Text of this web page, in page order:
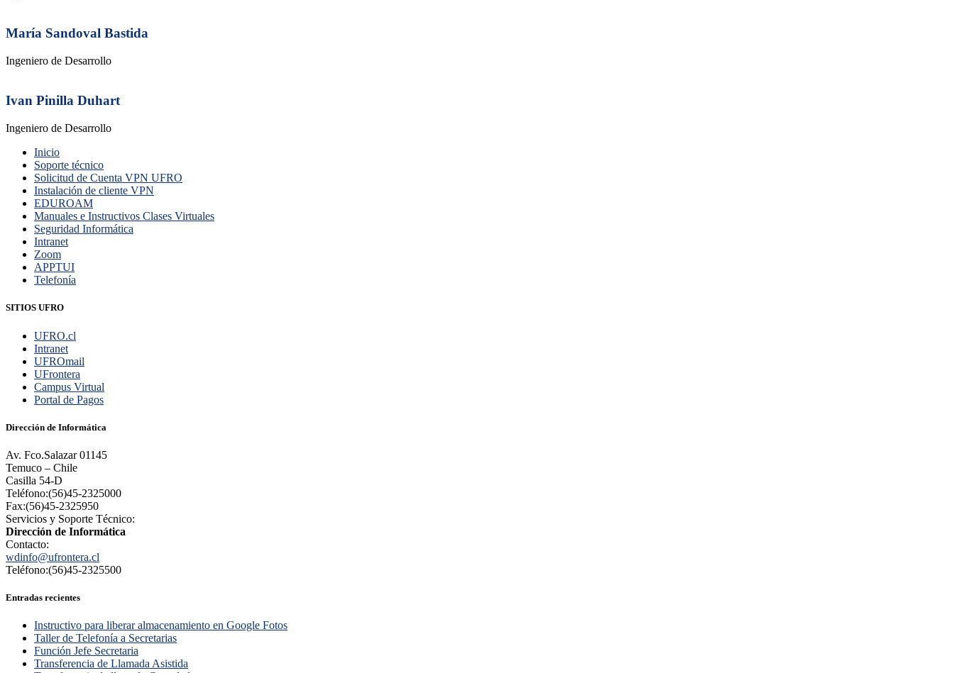
María Sandoval Bastida
Ingeniero de Desarrollo
Ivan Pinilla Duhart
Ingeniero de Desarrollo
Inicio
Soporte técnico
Solicitud de Cuenta VPN UFRO
Instalación de cliente VPN
EDUROAM
Manuales e Instructivos Clases Virtuales
Seguridad Informática
Intranet
Zoom
APPTUI
Telefonía
SITIOS UFRO
UFRO.cl
Intranet
UFROmail
UFrontera
Campus Virtual
Portal de Pagos
Dirección de Informática
Av. Fco.Salazar 01145
Temuco – Chile
Casilla 54-D
Teléfono:(56)45-2325000
Fax:(56)45-2325950
Servicios y Soporte Técnico:
Dirección de Informática
Contacto:
wdinfo@ufrontera.cl
Teléfono:(56)45-2325500
Entradas recientes
Instructivo para liberar almacenamiento en Google Fotos
Taller de Telefonía a Secretarias
Función Jefe Secretaria
Transferencia de Llamada Asistida